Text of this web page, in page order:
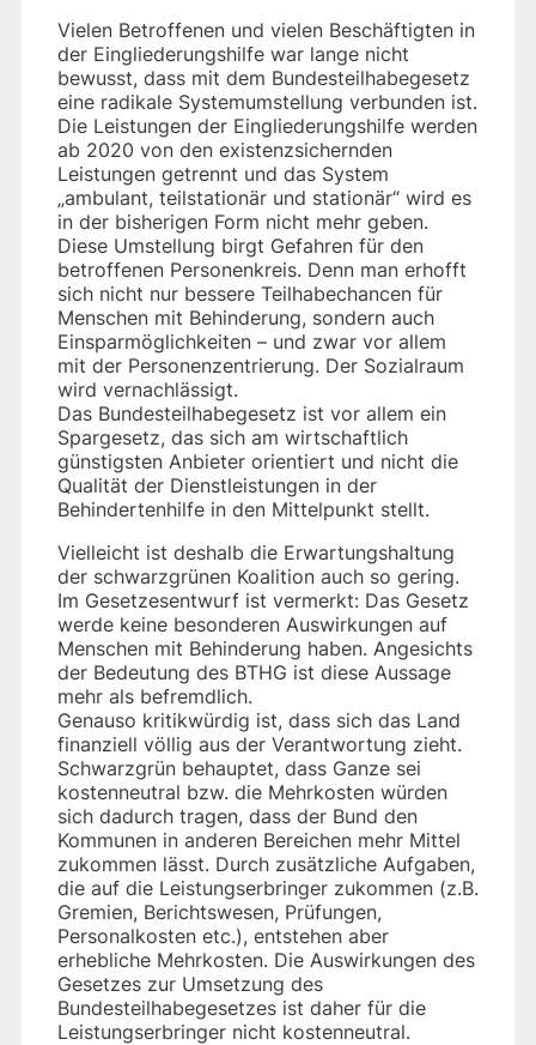
Vielen Betroffenen und vielen Beschäftigten in
der Eingliederungshilfe war lange nicht
bewusst, dass mit dem Bundesteilhabegesetz
eine radikale Systemumstellung verbunden ist.
Die Leistungen der Eingliederungshilfe werden
ab 2020 von den existenzsichernden
Leistungen getrennt und das System
„ambulant, teilstationär und stationär“ wird es
in der bisherigen Form nicht mehr geben.
Diese Umstellung birgt Gefahren für den
betroffenen Personenkreis. Denn man erhofft
sich nicht nur bessere Teilhabechancen für
Menschen mit Behinderung, sondern auch
Einsparmöglichkeiten – und zwar vor allem
mit der Personenzentrierung. Der Sozialraum
wird vernachlässigt.
Das Bundesteilhabegesetz ist vor allem ein
Spargesetz, das sich am wirtschaftlich
günstigsten Anbieter orientiert und nicht die
Qualität der Dienstleistungen in der
Behindertenhilfe in den Mittelpunkt stellt.
Vielleicht ist deshalb die Erwartungshaltung
der schwarzgrünen Koalition auch so gering.
Im Gesetzesentwurf ist vermerkt: Das Gesetz
werde keine besonderen Auswirkungen auf
Menschen mit Behinderung haben. Angesichts
der Bedeutung des BTHG ist diese Aussage
mehr als befremdlich.
Genauso kritikwürdig ist, dass sich das Land
finanziell völlig aus der Verantwortung zieht.
Schwarzgrün behauptet, dass Ganze sei
kostenneutral bzw. die Mehrkosten würden
sich dadurch tragen, dass der Bund den
Kommunen in anderen Bereichen mehr Mittel
zukommen lässt. Durch zusätzliche Aufgaben,
die auf die Leistungserbringer zukommen (z.B.
Gremien, Berichtswesen, Prüfungen,
Personalkosten etc.), entstehen aber
erhebliche Mehrkosten. Die Auswirkungen des
Gesetzes zur Umsetzung des
Bundesteilhabegesetzes ist daher für die
Leistungserbringer nicht kostenneutral.